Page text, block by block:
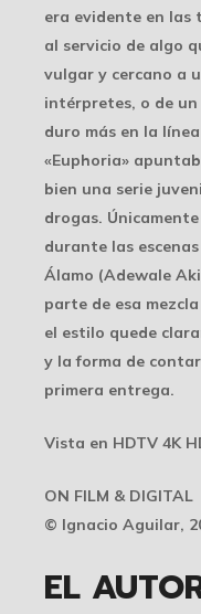
era evidente en las
al servicio de algo
vulgar y cercano a
intérpretes, o de
duro más en la
«Euphoria»
bien una serie
drogas.
durante las
Álamo (Adewale
parte de esa
el estilo quede
y la forma de
primera entrega.
Vista en HDTV 4K
ON FILM & DIGITAL
© Ignacio Aguilar,
EL